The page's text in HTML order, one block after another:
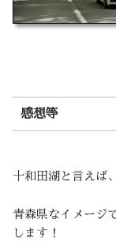
感想等
十和田湖と言えば、
青森県なイメージ
します！